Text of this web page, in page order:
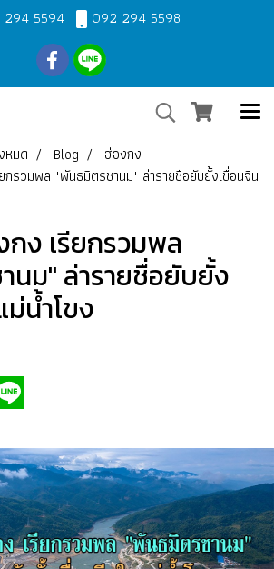
5594 092 294 5598
หมด Blog
ฮ่องกง
กรวมพล "พันธมิตรชานม" ล่ารายชื่อยับยั้งเขื่อนจีน
กง เรียกรวมพล
นม" ล่ารายชื่อยับยั้ง
น้ำโขง